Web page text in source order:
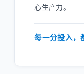
心生产力。
每一分投入，